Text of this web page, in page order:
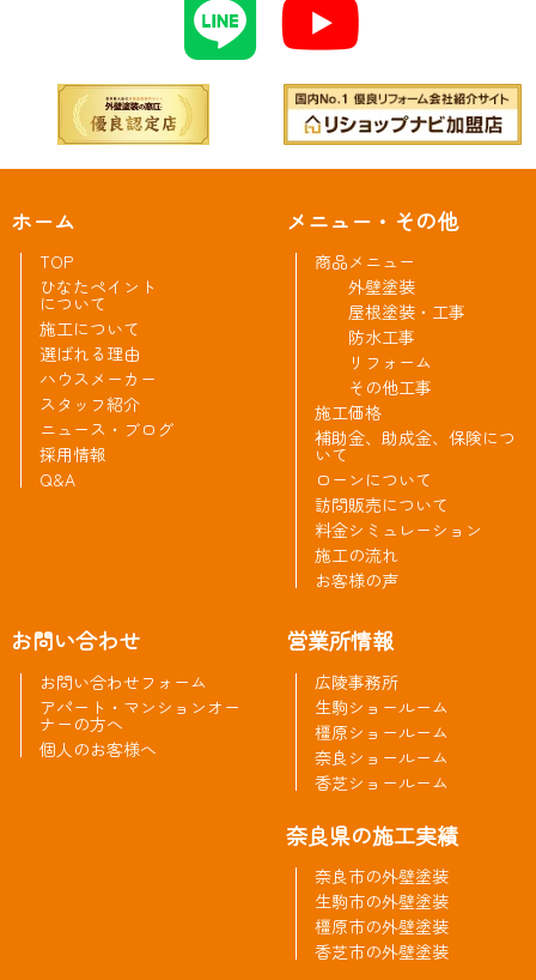
ホーム
TOP
ひなたペイント
について
施工について
選ばれる理由
ハウスメーカー
スタッフ紹介
ニュース・ブログ
採用情報
Q&A
メニュー・その他
商品メニュー
外壁塗装
屋根塗装・工事
防水工事
リフォーム
その他工事
施工価格
補助金、助成金、保険につ
いて
ローンについて
訪問販売について
料金シミュレーション
施工の流れ
お客様の声
お問い合わせ
お問い合わせフォーム
アパート・マンションオー
ナーの方へ
個人のお客様へ
営業所情報
広陵事務所
生駒ショールーム
橿原ショールーム
奈良ショールーム
香芝ショールーム
奈良県の施工実績
奈良市の外壁塗装
生駒市の外壁塗装
橿原市の外壁塗装
香芝市の外壁塗装